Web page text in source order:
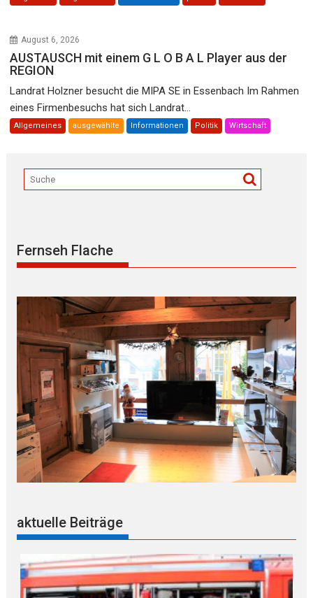
August 6, 2026
AUSTAUSCH mit einem G L O B A L Player aus der
REGION
Landrat Holzner besucht die MIPA SE in Essenbach Im Rahmen
eines Firmenbesuchs hat sich Landrat...
Allgemeines ausgewählte Informationen Politik Wirtschaft
Fernseh Flache
aktuelle Beiträge